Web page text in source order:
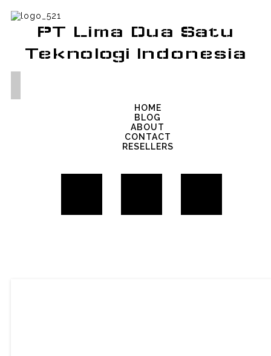
PT Lima Dua Satu
Teknologi Indonesia
HOME
BLOG
ABOUT
CONTACT
RESELLERS